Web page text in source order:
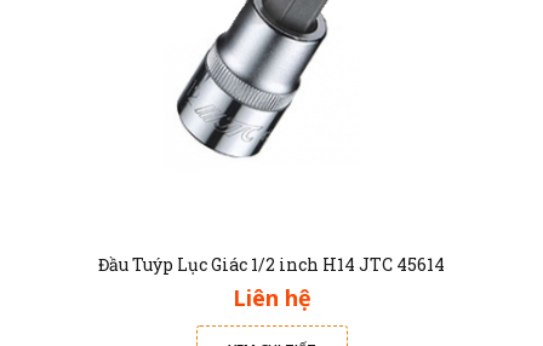
Đầu Tuýp Lục Giác 1/2 inch H14 JTC 45614
Liên hệ